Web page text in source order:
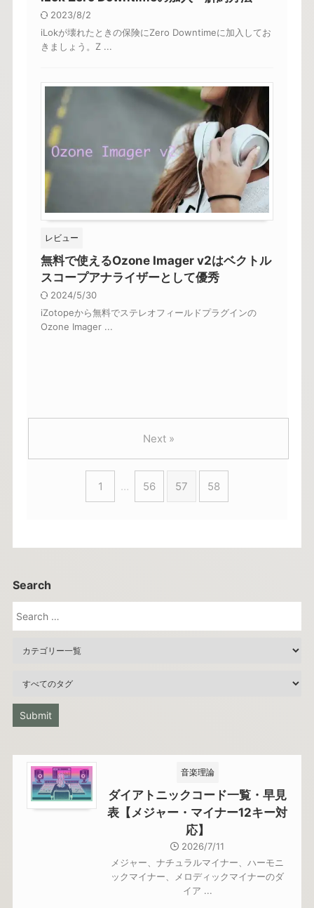
2023/8/2
iLokが壊れたときの保険にZero Downtimeに加入してお
きましょう。Z ...
レビュー
無料で使えるOzone Imager v2はベクトル
スコープアナライザーとして優秀
2024/5/30
iZotopeから無料でステレオフィールドプラグインの
Ozone Imager ...
1 … 56 57 58
Next »
Search
音楽理論
ダイアトニックコード一覧・早見
表【メジャー・マイナー12キー対
応】
2026/7/11
メジャー、ナチュラルマイナー、ハーモニ
ックマイナー、メロディックマイナーのダ
イア ...